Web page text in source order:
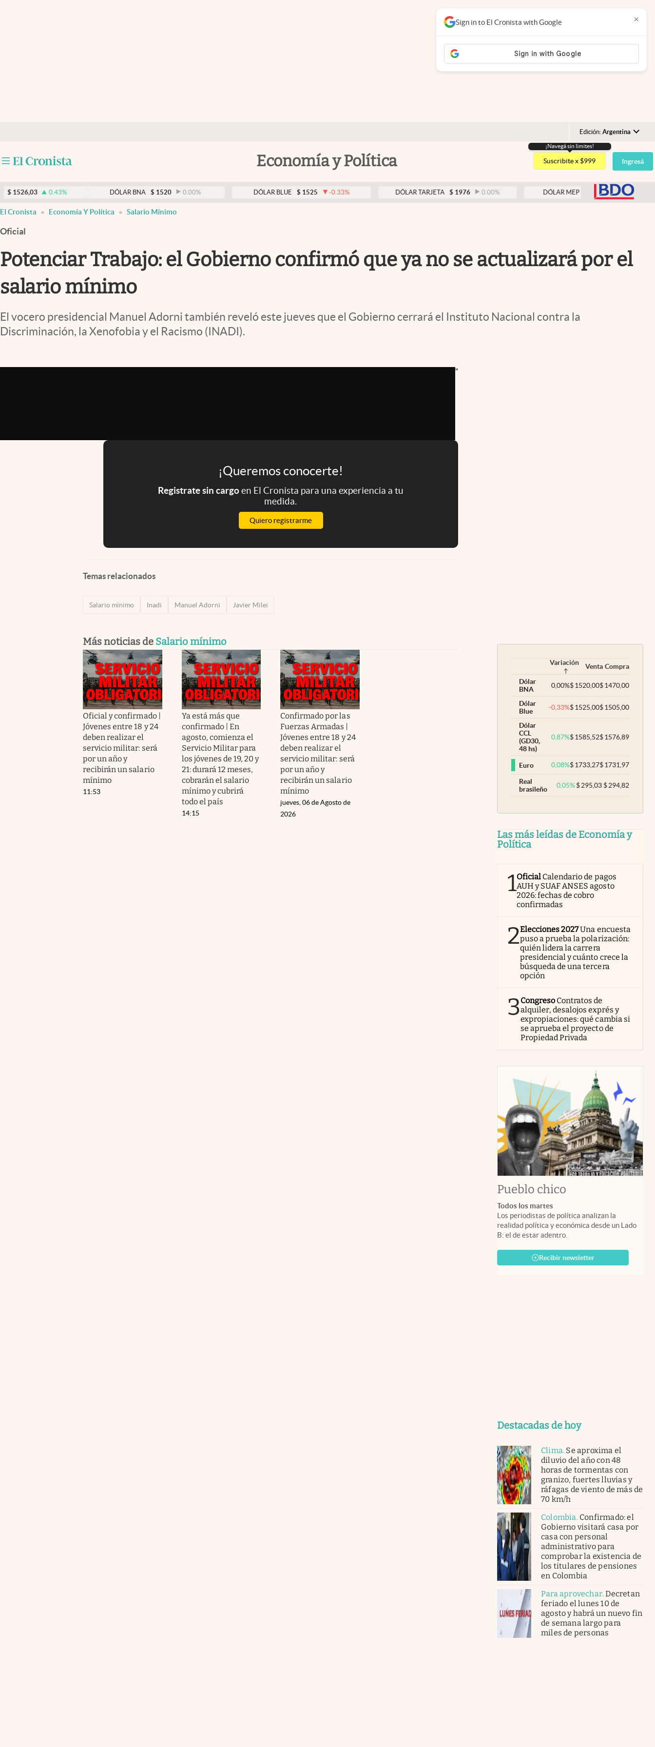
Edición: Argentina
Argentina
España
USA
Economía y Política
Clima
Mundial 2026
El Cronista Studio
Mediakit
¡Navegá sin limites!
Suscribite x $999 Ingresá
0.43 % DÓLAR BNA $ 1520 0.00 % DÓLAR BLUE $ 1525 -0.33 % DÓLAR TARJETA $ 1976 0.00 % DÓLAR MEP $ 1526,03 0.43%
Sign in to El Cronista with Google ×
El Cronista Economía Y Política Salario Mínimo
Oficial
Potenciar Trabajo: el Gobierno confirmó que ya no se actualizará por el
salario mínimo
El vocero presidencial Manuel Adorni también reveló este jueves que el Gobierno cerrará el Instituto Nacional contra la
Discriminación, la Xenofobia y el Racismo (INADI).
"
¡Queremos conocerte!
Registrate sin cargoen El Cronista para una experiencia a tu
medida.
Quiero registrarme
Temas relacionados
Salario mínimo Inadi Manuel Adorni Javier Milei
Más noticias de Salario mínimo
Oficial y confirmado |
Jóvenes entre 18 y 24
deben realizar el
servicio militar: será
por un año y
recibirán un salario
mínimo
11:53
Ya está más que
confirmado | En
agosto, comienza el
Servicio Militar para
los jóvenes de 19, 20 y
21: durará 12 meses,
cobrarán el salario
mínimo y cubrirá
todo el país
14:15
Confirmado por las
Fuerzas Armadas |
Jóvenes entre 18 y 24
deben realizar el
servicio militar: será
por un año y
recibirán un salario
mínimo
jueves, 06 de Agosto de
2026
Variación Venta Compra
Dólar
BNA
0,00%$1520,00$1470,00
Dólar
Blue
-0,33%$1525,00$1505,00
Dólar
CCL
(GD30,
48 hs)
0,87%$1585,52$1576,89
Euro 0,08%$1733,27$1731,97
Real
brasileño
0,05% $295,03 $294,82
Las más leídas de Economía y
Política
1Oficial Calendario de pagos
AUH y SUAF ANSES agosto
2026: fechas de cobro
confirmadas
2Elecciones 2027Una encuesta
puso a prueba la polarización:
quién lidera la carrera
presidencial y cuánto crece la
búsqueda de una tercera
opción
3Congreso Contratos de
alquiler, desalojos exprés y
expropiaciones: qué cambia si
se aprueba el proyecto de
Propiedad Privada
Pueblo chico
Todos los martes
Los periodistas de política analizan la
realidad política y económica desde un Lado
B: el de estar adentro.
Recibir newsletter
Destacadas de hoy
Clima. Se aproxima el
diluvio del año con 48
horas de tormentas con
granizo, fuertes lluvias y
ráfagas de viento de más de
70 km/h
Colombia. Confirmado: el
Gobierno visitará casa por
casa con personal
administrativo para
comprobar la existencia de
los titulares de pensiones
en Colombia
Para aprovechar.Decretan
feriado el lunes 10 de
agosto y habrá un nuevo fin
de semana largo para
miles de personas